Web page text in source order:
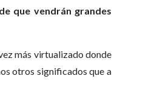
que vendrán grandes
más virtualizado donde
otros significados que a